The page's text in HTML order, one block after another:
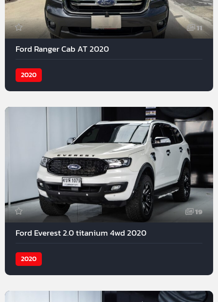
11
Ford Ranger Cab AT 2020
2020
19
Ford Everest 2.0 titanium 4wd 2020
2020